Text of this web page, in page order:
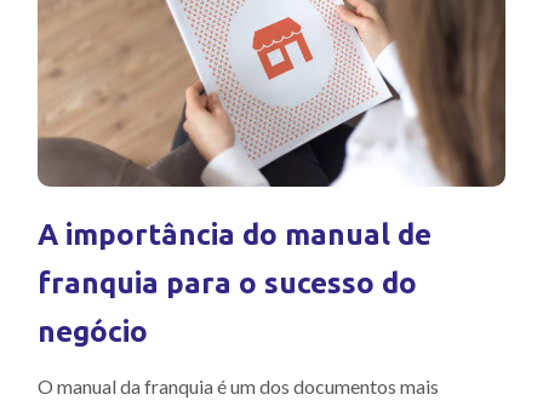
A importância do manual de
franquia para o sucesso do
negócio
O manual da franquia é um dos documentos mais